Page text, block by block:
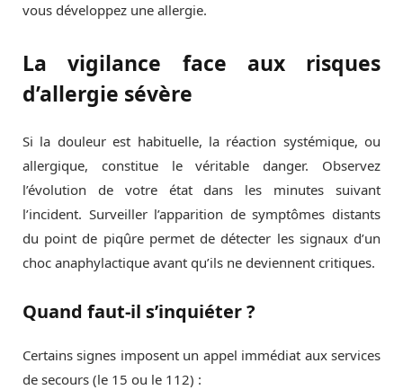
vous développez une allergie.
La vigilance face aux risques
d’allergie sévère
Si la douleur est habituelle, la réaction systémique, ou
allergique, constitue le véritable danger. Observez
l’évolution de votre état dans les minutes suivant
l’incident. Surveiller l’apparition de symptômes distants
du point de piqûre permet de détecter les signaux d’un
choc anaphylactique avant qu’ils ne deviennent critiques.
Quand faut-il s’inquiéter ?
Certains signes imposent un appel immédiat aux services
de secours (le 15 ou le 112) :